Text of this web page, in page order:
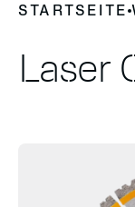
Geschichte
Kontakt
STARTSEITE
Laser